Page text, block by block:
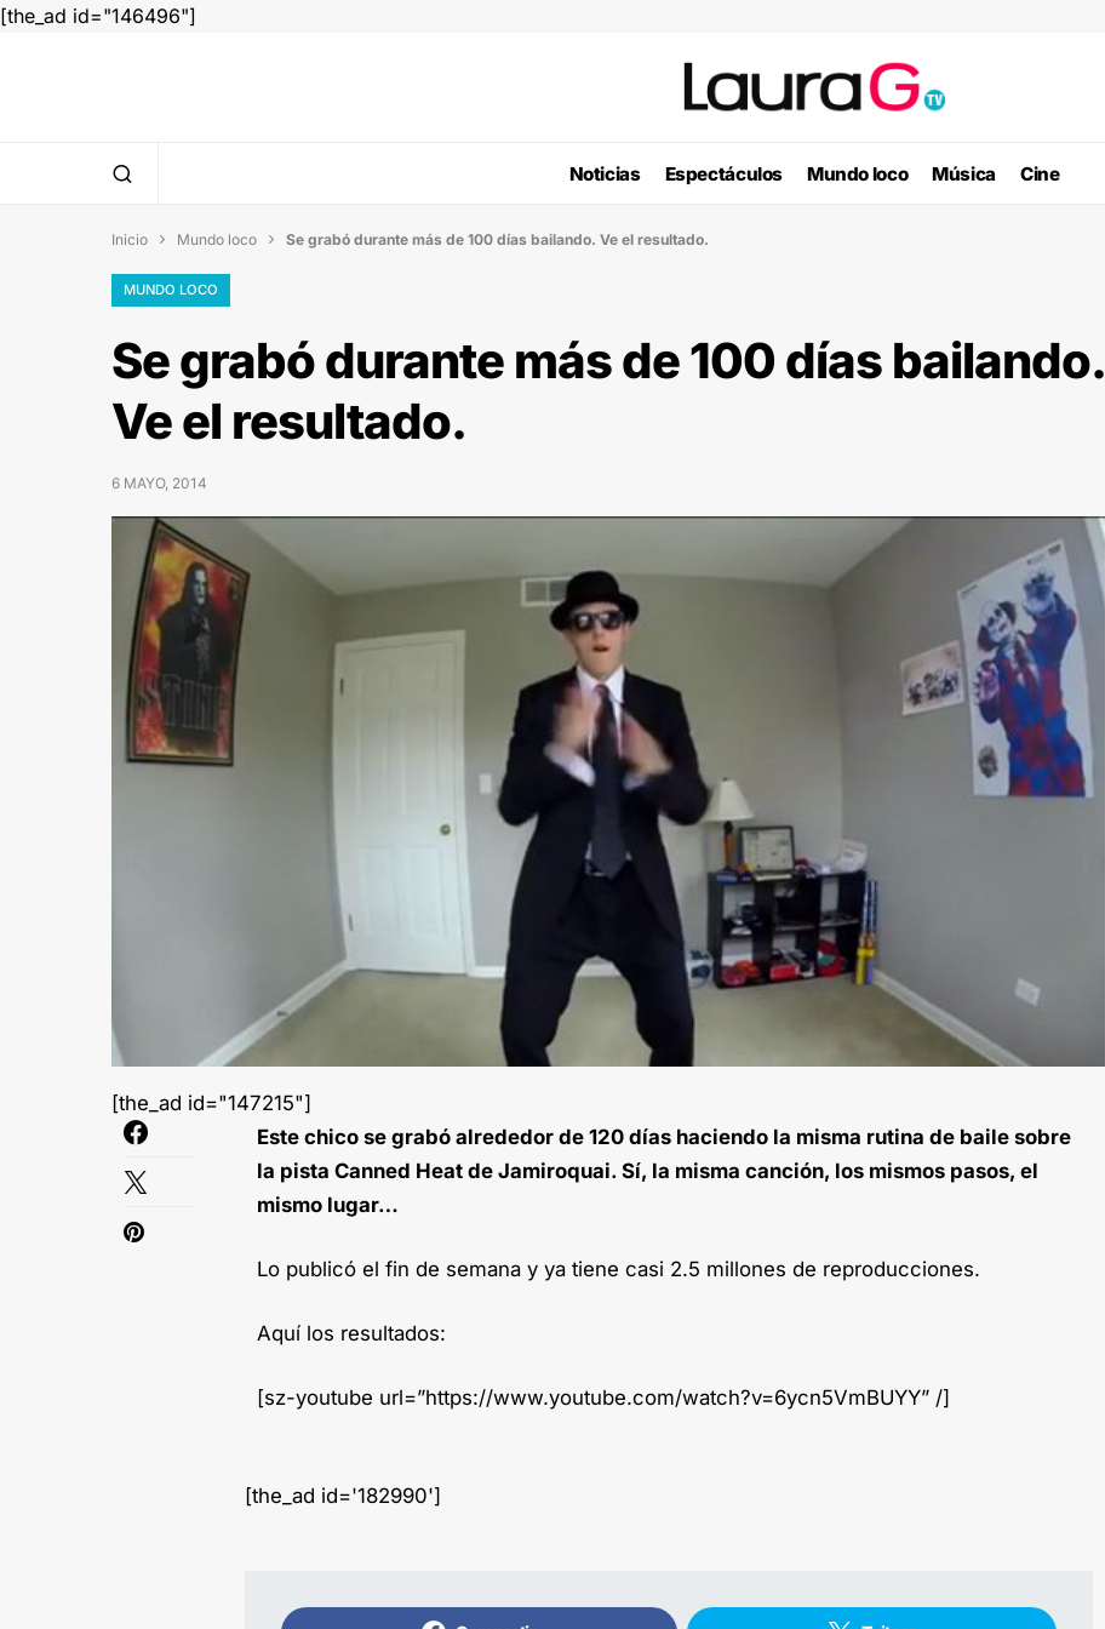
[the_ad id="146496"]
Noticias Espectáculos Mundo loco Música Cine
Inicio  Mundo loco  Se grabó durante más de 100 días bailando. Ve el resultado.
MUNDO LOCO
Se grabó durante más de 100 días bailando.
Ve el resultado.
6 MAYO, 2014
[the_ad id="147215"]
Este chico se grabó alrededor de 120 días haciendo la misma rutina de baile sobre
la pista Canned Heat de Jamiroquai. Sí, la misma canción, los mismos pasos, el
mismo lugar…
Lo publicó el fin de semana y ya tiene casi 2.5 millones de reproducciones.
Aquí los resultados:
[sz-youtube url=”https://www.youtube.com/watch?v=6ycn5VmBUYY” /]
[the_ad id='182990']